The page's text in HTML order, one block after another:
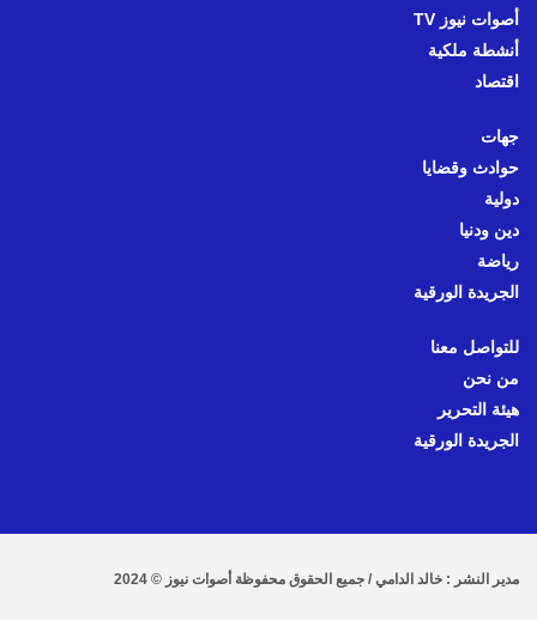
أصوات نيوز TV
أنشطة ملكية
اقتصاد
جهات
حوادث وقضايا
دولية
دين ودنيا
رياضة
الجريدة الورقية
للتواصل معنا
من نحن
هيئة التحرير
الجريدة الورقية
مدير النشر : خالد الدامي / جميع الحقوق محفوظة أصوات نيوز © 2024